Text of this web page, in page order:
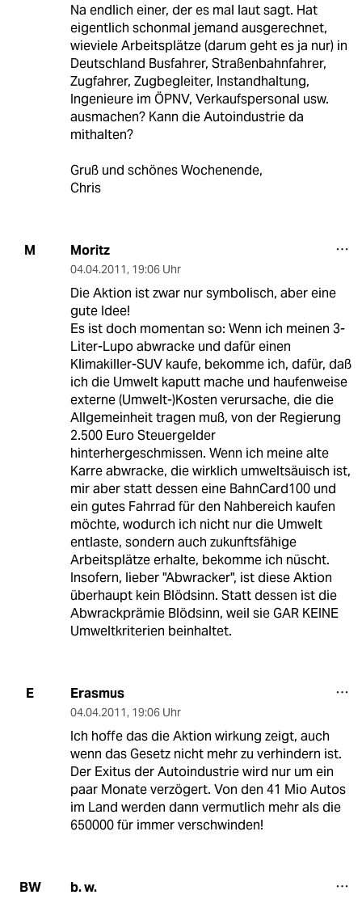
Na endlich einer, der es mal laut sagt. Hat
eigentlich schonmal jemand ausgerechnet,
wieviele Arbeitsplätze (darum geht es ja nur) in
Deutschland Busfahrer, Straßenbahnfahrer,
Zugfahrer, Zugbegleiter, Instandhaltung,
Ingenieure im ÖPNV, Verkaufspersonal usw.
ausmachen? Kann die Autoindustrie da
mithalten?
Gruß und schönes Wochenende,
Chris
M Moritz
04.04.2011, 19:06 Uhr
Die Aktion ist zwar nur symbolisch, aber eine
gute Idee!
Es ist doch momentan so: Wenn ich meinen 3-
Liter-Lupo abwracke und dafür einen
Klimakiller-SUV kaufe, bekomme ich, dafür, daß
ich die Umwelt kaputt mache und haufenweise
externe (Umwelt-)Kosten verursache, die die
Allgemeinheit tragen muß, von der Regierung
2.500 Euro Steuergelder
hinterhergeschmissen. Wenn ich meine alte
Karre abwracke, die wirklich umweltsäuisch ist,
mir aber statt dessen eine BahnCard100 und
ein gutes Fahrrad für den Nahbereich kaufen
möchte, wodurch ich nicht nur die Umwelt
entlaste, sondern auch zukunftsfähige
Arbeitsplätze erhalte, bekomme ich nüscht.
Insofern, lieber "Abwracker", ist diese Aktion
überhaupt kein Blödsinn. Statt dessen ist die
Abwrackprämie Blödsinn, weil sie GAR KEINE
Umweltkriterien beinhaltet.
E Erasmus
04.04.2011, 19:06 Uhr
Ich hoffe das die Aktion wirkung zeigt, auch
wenn das Gesetz nicht mehr zu verhindern ist.
Der Exitus der Autoindustrie wird nur um ein
paar Monate verzögert. Von den 41 Mio Autos
im Land werden dann vermutlich mehr als die
650000 für immer verschwinden!
BW b. w.